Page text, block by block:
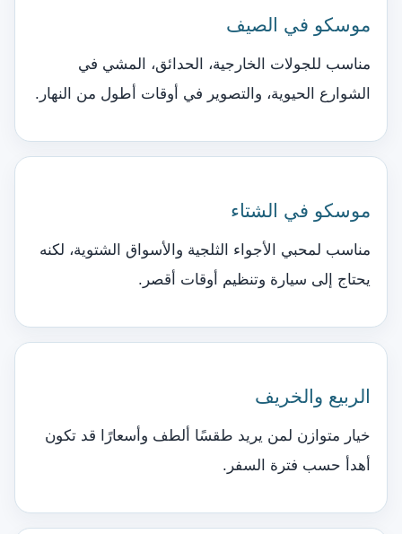
موسكو في الصيف
مناسب للجولات الخارجية، الحدائق، المشي في
الشوارع الحيوية، والتصوير في أوقات أطول من النهار.
موسكو في الشتاء
مناسب لمحبي الأجواء الثلجية والأسواق الشتوية، لكنه
يحتاج إلى سيارة وتنظيم أوقات أقصر.
الربيع والخريف
خيار متوازن لمن يريد طقسًا ألطف وأسعارًا قد تكون
أهدأ حسب فترة السفر.